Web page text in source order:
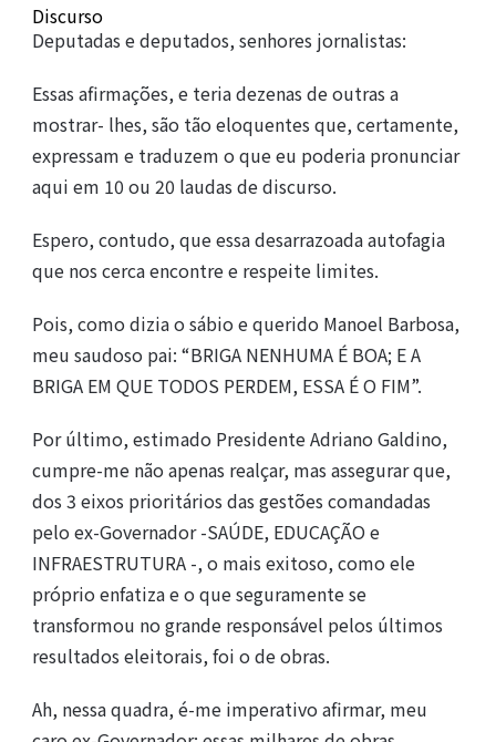
Discurso
Deputadas e deputados, senhores jornalistas:
Essas afirmações, e teria dezenas de outras a
mostrar- lhes, são tão eloquentes que, certamente,
expressam e traduzem o que eu poderia pronunciar
aqui em 10 ou 20 laudas de discurso.
Espero, contudo, que essa desarrazoada autofagia
que nos cerca encontre e respeite limites.
Pois, como dizia o sábio e querido Manoel Barbosa,
meu saudoso pai: “BRIGA NENHUMA É BOA; E A
BRIGA EM QUE TODOS PERDEM, ESSA É O FIM”.
Por último, estimado Presidente Adriano Galdino,
cumpre-me não apenas realçar, mas assegurar que,
dos 3 eixos prioritários das gestões comandadas
pelo ex-Governador -SAÚDE, EDUCAÇÃO e
INFRAESTRUTURA -, o mais exitoso, como ele
próprio enfatiza e o que seguramente se
transformou no grande responsável pelos últimos
resultados eleitorais, foi o de obras.
Ah, nessa quadra, é-me imperativo afirmar, meu